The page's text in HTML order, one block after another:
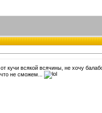
кучи всякой всячины, не хочу
не cможем...